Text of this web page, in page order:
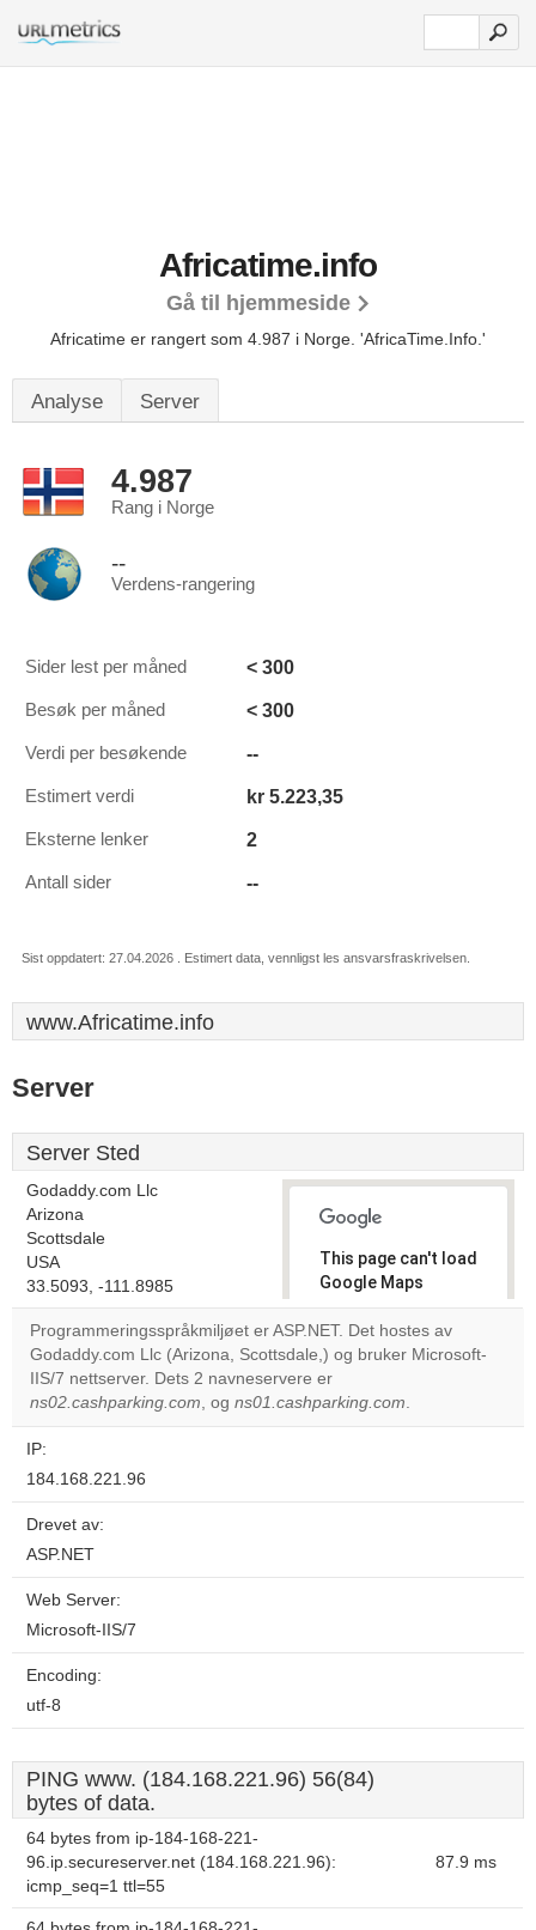
Africatime.info
Gå til hjemmeside
Africatime er rangert som 4.987 i Norge. 'AfricaTime.Info.'
Analyse Server
4.987
Rang i Norge
--
Verdens-rangering
Sider lest per måned < 300
Besøk per måned < 300
Verdi per besøkende --
Estimert verdi kr 5.223,35
Eksterne lenker 2
Antall sider --
Sist oppdatert: 27.04.2026 . Estimert data, vennligst les ansvarsfraskrivelsen.
www.Africatime.info
Server
Server Sted
Godaddy.com Llc
Arizona
Scottsdale
USA
33.5093, -111.8985
This page can't load
Google Maps
correctly.
Do you
website?
Programmeringsspråkmiljøet er ASP.NET. Det hostes av
Godaddy.com Llc (Arizona, Scottsdale,) og bruker Microsoft-
IIS/7 nettserver. Dets 2 navneservere er
ns02.cashparking.com, og ns01.cashparking.com.
IP:
184.168.221.96
Drevet av:
ASP.NET
Web Server:
Microsoft-IIS/7
Encoding:
utf-8
PING www. (184.168.221.96) 56(84)
bytes of data.
64 bytes from ip-184-168-221-
96.ip.secureserver.net (184.168.221.96):
icmp_seq=1 ttl=55
87.9 ms